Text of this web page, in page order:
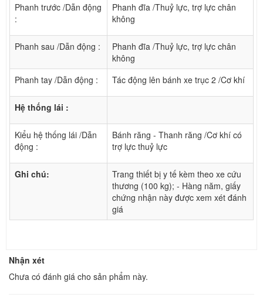
Phanh trước /Dẫn động
:
Phanh đĩa /Thuỷ lực, trợ lực chân
không
Phanh sau /Dẫn động :
Phanh đĩa /Thuỷ lực, trợ lực chân
không
Phanh tay /Dẫn động :
Tác động lên bánh xe trục 2 /Cơ khí
Hệ thống lái :
Kiểu hệ thống lái /Dẫn
động :
Bánh răng - Thanh răng /Cơ khí có
trợ lực thuỷ lực
Ghi chú:
Trang thiết bị y tế kèm theo xe cứu
thương (100 kg); - Hàng năm, giấy
chứng nhận này được xem xét đánh
giá
Nhận xét
Chưa có đánh giá cho sản phẩm này.